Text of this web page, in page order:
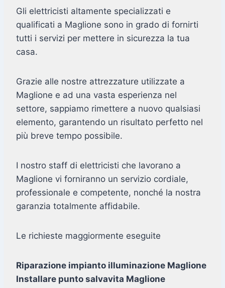
Gli elettricisti altamente specializzati e
qualificati a Maglione sono in grado di fornirti
tutti i servizi per mettere in sicurezza la tua
casa.
Grazie alle nostre attrezzature utilizzate a
Maglione e ad una vasta esperienza nel
settore, sappiamo rimettere a nuovo qualsiasi
elemento, garantendo un risultato perfetto nel
più breve tempo possibile.
I nostro staff di elettricisti che lavorano a
Maglione vi forniranno un servizio cordiale,
professionale e competente, nonché la nostra
garanzia totalmente affidabile.
Le richieste maggiormente eseguite
Riparazione impianto illuminazione Maglione
Installare punto salvavita Maglione